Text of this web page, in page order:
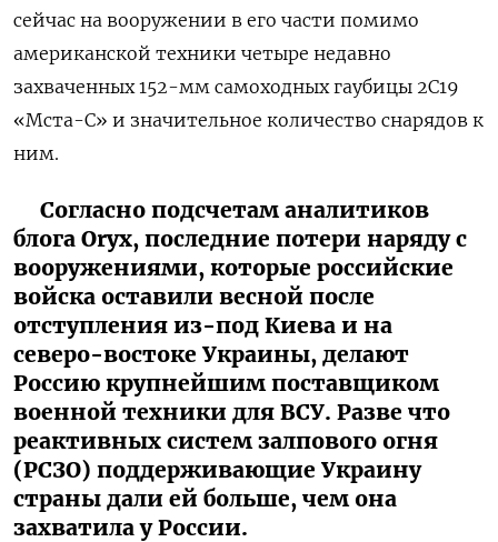
сейчас на вооружении в его части помимо
американской техники четыре недавно
захваченных 152-мм самоходных гаубицы 2С19
«Мста-С» и значительное количество снарядов к
ним.
Согласно подсчетам аналитиков
блога Oryx, последние потери наряду с
вооружениями, которые российские
войска оставили весной после
отступления из-под Киева и на
северо-востоке Украины, делают
Россию крупнейшим поставщиком
военной техники для ВСУ. Разве что
реактивных систем залпового огня
(РСЗО) поддерживающие Украину
страны дали ей больше, чем она
захватила у России.